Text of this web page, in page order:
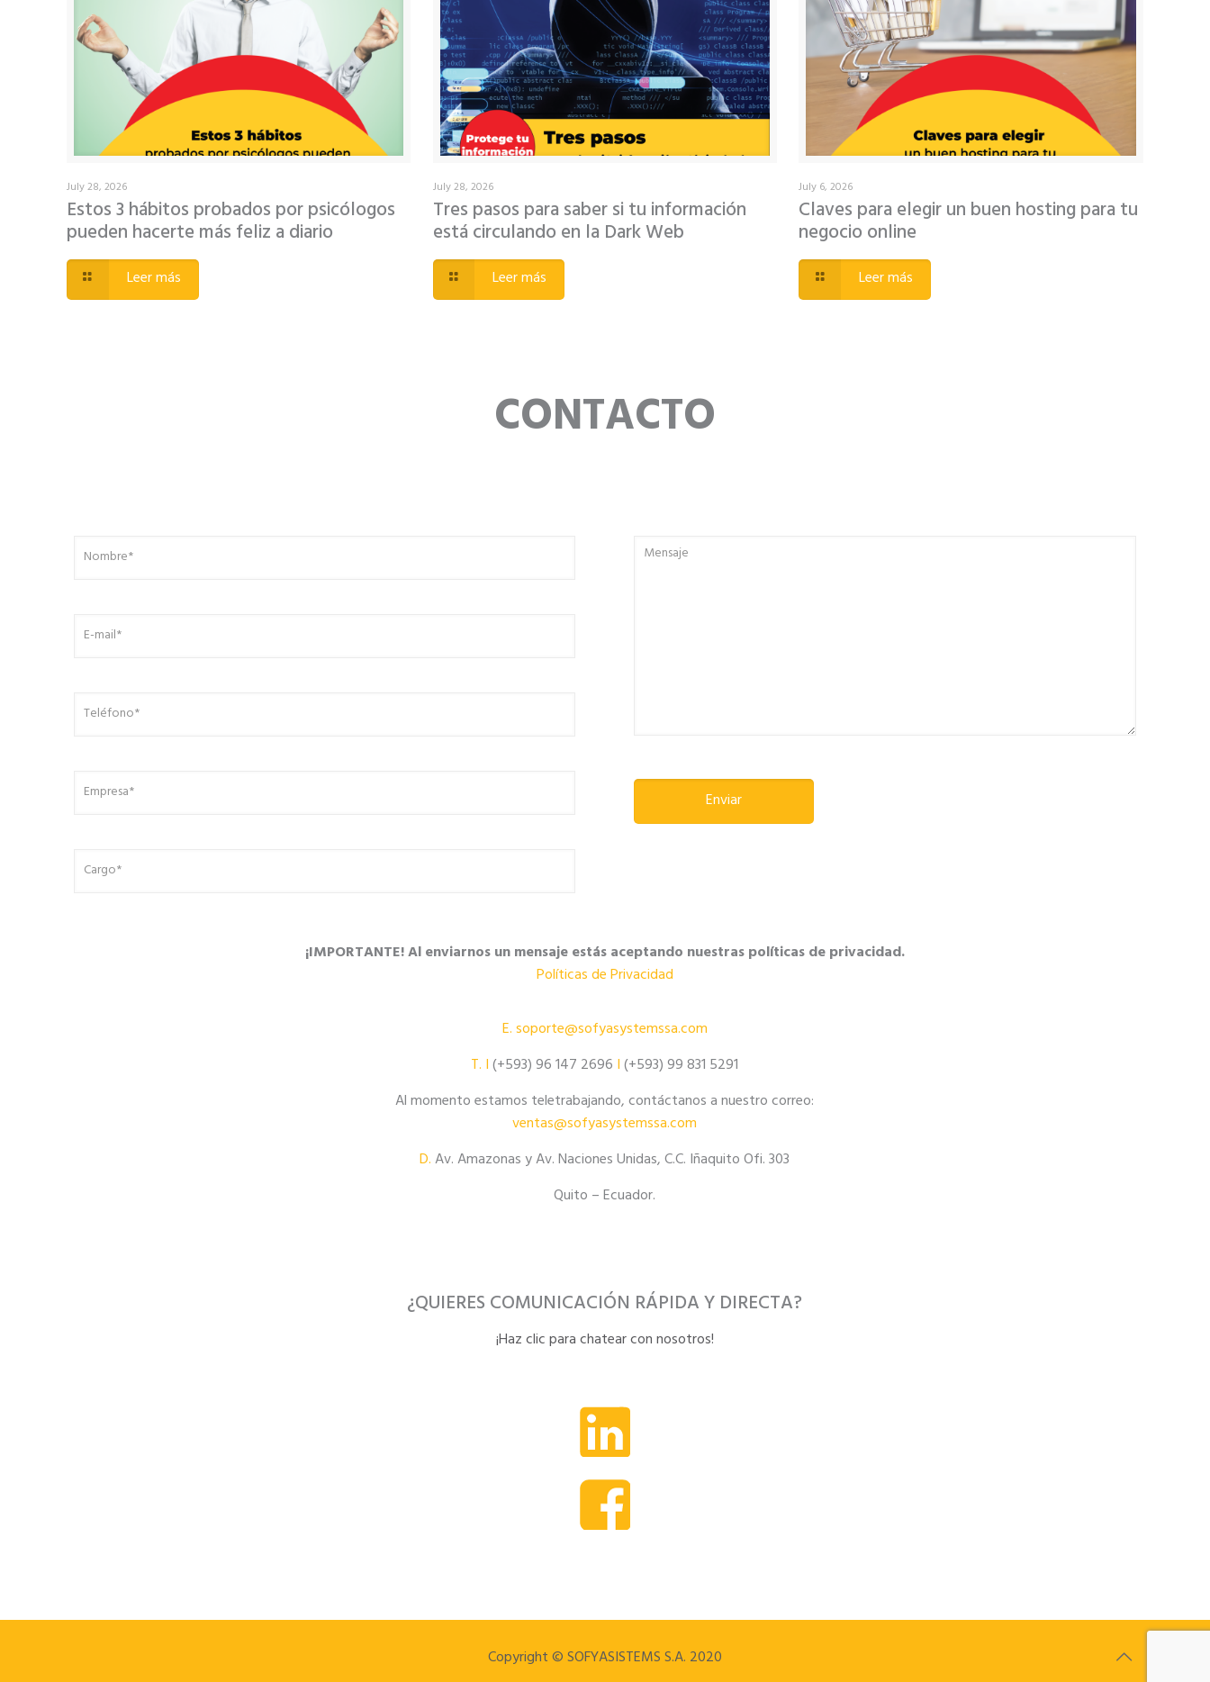
July 28, 2026
Estos 3 hábitos probados por psicólogos
pueden hacerte más feliz a diario
Leer más
July 28, 2026
Tres pasos para saber si tu información
está circulando en la Dark Web
Leer más
July 6, 2026
Claves para elegir un buen hosting para tu
negocio online
Leer más
CONTACTO
¡IMPORTANTE! Al enviarnos un mensaje estás aceptando nuestras políticas de privacidad.
Políticas de Privacidad
E.soporte@sofyasystemssa.com
T. I(+593) 96 147 2696 I(+593) 99 831 5291
Al momento estamos teletrabajando, contáctanos a nuestro correo:
ventas@sofyasystemssa.com
D.Av. Amazonas y Av. Naciones Unidas, C.C. Iñaquito Ofi. 303
Quito – Ecuador.
¿QUIERES COMUNICACIÓN RÁPIDA Y DIRECTA?
¡Haz clic para chatear con nosotros!
Copyright © SOFYASISTEMS S.A. 2020